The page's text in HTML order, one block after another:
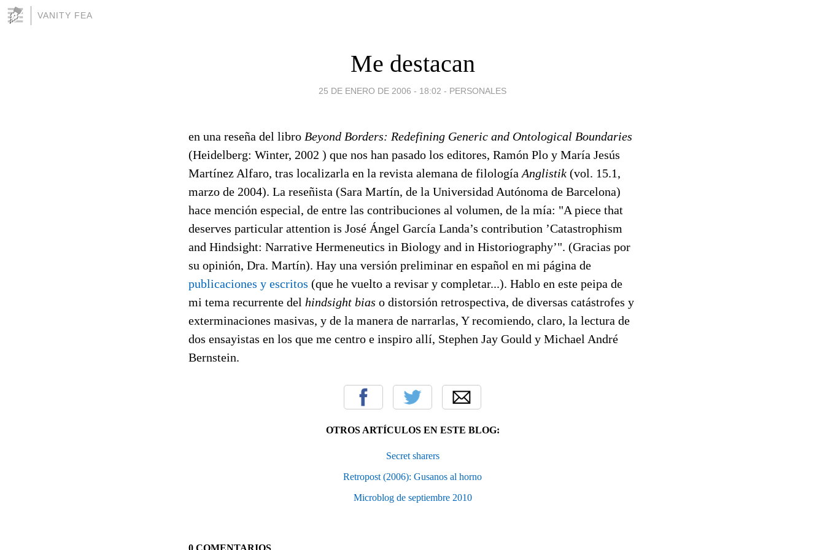
VANITY FEA
Me destacan
25 DE ENERO DE 2006 - 18:02 - PERSONALES
en una reseña del libro Beyond Borders: Redefining Generic and Ontological Boundaries
(Heidelberg: Winter, 2002 ) que nos han pasado los editores, Ramón Plo y María Jesús
Martínez Alfaro, tras localizarla en la revista alemana de filología Anglistik (vol. 15.1,
marzo de 2004). La reseñista (Sara Martín, de la Universidad Autónoma de Barcelona)
hace mención especial, de entre las contribuciones al volumen, de la mía: "A piece that
deserves particular attention is José Ángel García Landa’s contribution ’Catastrophism
and Hindsight: Narrative Hermeneutics in Biology and in Historiography’". (Gracias por
su opinión, Dra. Martín). Hay una versión preliminar en español en mi página de
publicaciones y escritos (que he vuelto a revisar y completar...). Hablo en este peipa de
mi tema recurrente del hindsight bias o distorsión retrospectiva, de diversas catástrofes y
exterminaciones masivas, y de la manera de narrarlas, Y recomiendo, claro, la lectura de
dos ensayistas en los que me centro e inspiro allí, Stephen Jay Gould y Michael André
Bernstein.
OTROS ARTÍCULOS EN ESTE BLOG:
Secret sharers
Retropost (2006): Gusanos al horno
Microblog de septiembre 2010
0 COMENTARIOS